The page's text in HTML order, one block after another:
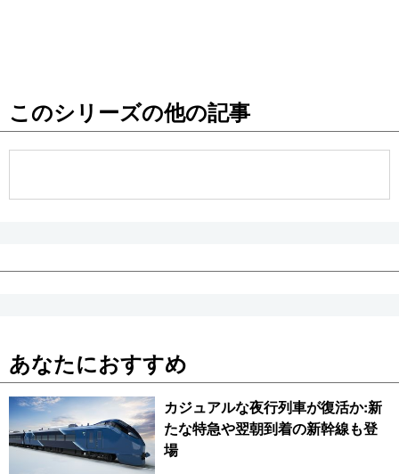
お知らせ
このシリーズの他の記事
あなたにおすすめ
カジュアルな夜行列車が復活か:新
たな特急や翌朝到着の新幹線も登
場